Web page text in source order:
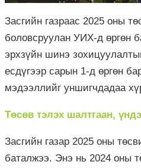
Засгийн газраас 2025 оны
боловсруулан УИХ-д өргөн
эрхзүйн шинэ
есдүгээр сарын 1-д өргөн
мэдээллийг уншигчдадаа
Төсөв тэлэх шалтгаан,
Засгийн газар 2025 оны
баталжээ. Энэ нь 2024 оны